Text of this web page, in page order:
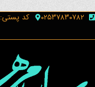
۰۲۵۳۷۸۳۰۷۸۲ کد پستی: ۳۷۱۵۸۳۴۶۱۶